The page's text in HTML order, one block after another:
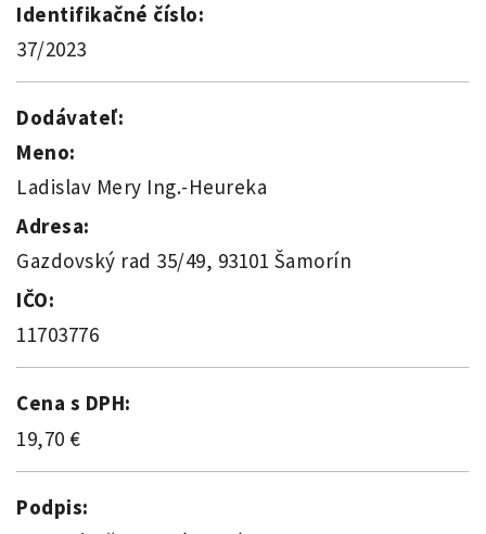
Identifikačné číslo:
37/2023
Dodávateľ:
Meno:
Ladislav Mery Ing.-Heureka
Adresa:
Gazdovský rad 35/49, 93101 Šamorín
IČO:
11703776
Cena s DPH:
19,70 €
Podpis: